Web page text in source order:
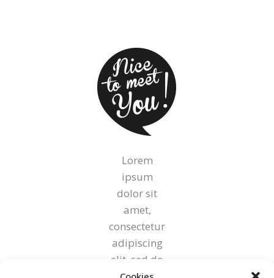
Lorem
ipsum
dolor sit
amet,
consectetur
adipiscing
elit, sed do